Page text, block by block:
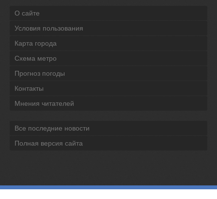
О сайте
Условия пользования
Карта города
Схема метро
Прогноз погоды
Контакты
Мнения читателей
Все последние новости
Полная версия сайта